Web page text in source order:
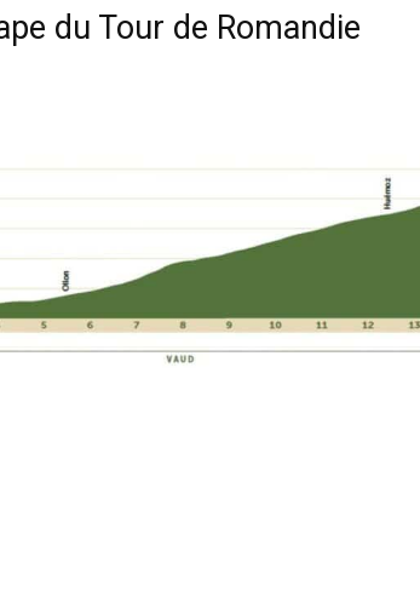
du Tour de Romandie